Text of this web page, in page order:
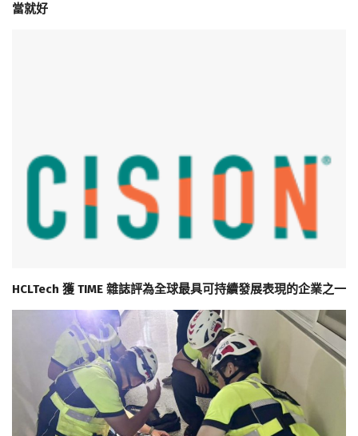
當就好
HCLTech 獲 TIME 雜誌評為全球最具可持續發展表現的企業之一